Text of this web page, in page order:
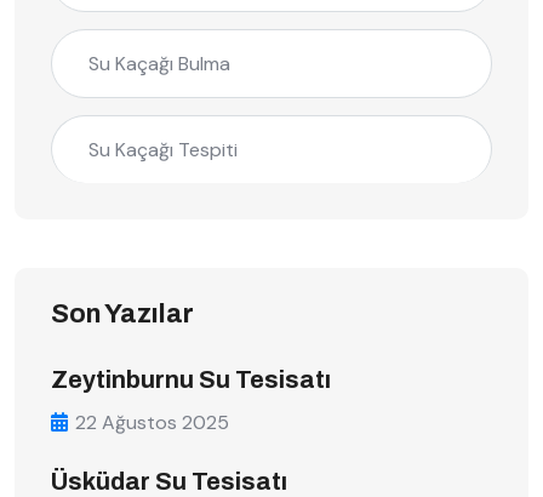
Su Kaçağı Bulma
Su Kaçağı Tespiti
Son Yazılar
Zeytinburnu Su Tesisatı
22 Ağustos 2025
Üsküdar Su Tesisatı